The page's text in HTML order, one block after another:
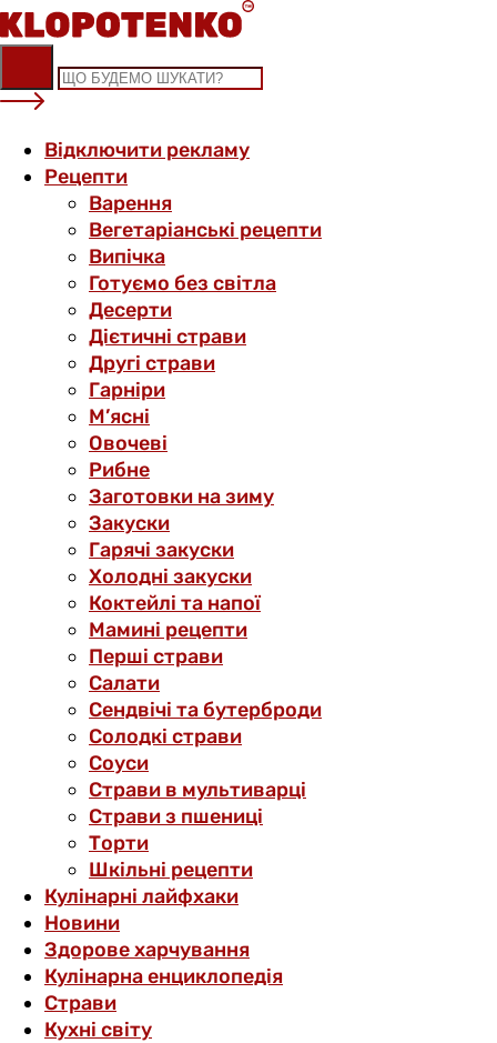
Skip
to
content
Відключити рекламу
Рецепти
Варення
Вегетаріанські рецепти
Випічка
Готуємо без світла
Десерти
Дієтичні страви
Другі страви
Гарніри
М’ясні
Овочеві
Рибне
Заготовки на зиму
Закуски
Гарячі закуски
Холодні закуски
Коктейлі та напої
Мамині рецепти
Перші страви
Салати
Сендвічі та бутерброди
Солодкі страви
Соуси
Страви в мультиварці
Страви з пшениці
Торти
Шкільні рецепти
Кулінарні лайфхаки
Новини
Здорове харчування
Кулінарна енциклопедія
Страви
Кухні світу